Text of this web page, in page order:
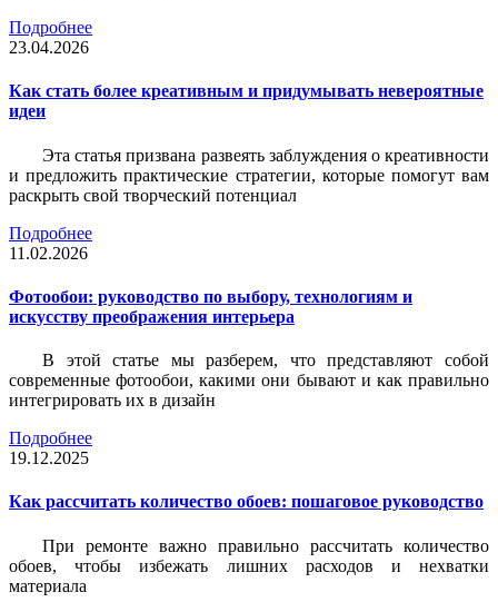
Подробнее
23.04.2026
Как стать более креативным и придумывать невероятные
идеи
Эта статья призвана развеять заблуждения о креативности
и предложить практические стратегии, которые помогут вам
раскрыть свой творческий потенциал
Подробнее
11.02.2026
Фотообои: руководство по выбору, технологиям и
искусству преображения интерьера
В этой статье мы разберем, что представляют собой
современные фотообои, какими они бывают и как правильно
интегрировать их в дизайн
Подробнее
19.12.2025
Как рассчитать количество обоев: пошаговое руководство
При ремонте важно правильно рассчитать количество
обоев, чтобы избежать лишних расходов и нехватки
материала